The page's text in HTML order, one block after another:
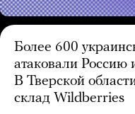
Более 600
атаковали Россию
В Тверской
склад Wildberries